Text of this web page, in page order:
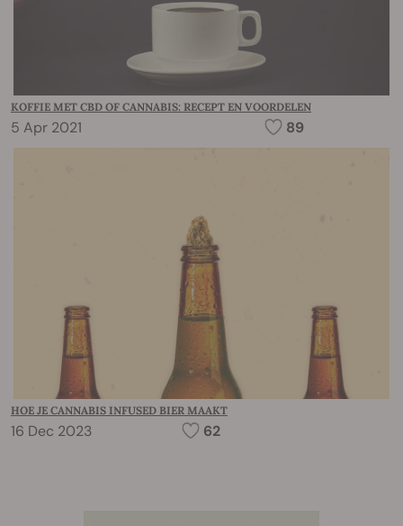
KOFFIE MET CBD OF CANNABIS: RECEPT EN VOORDELEN
5 Apr 2021 89
HOE JE CANNABIS INFUSED BIER MAAKT
16 Dec 2023 62